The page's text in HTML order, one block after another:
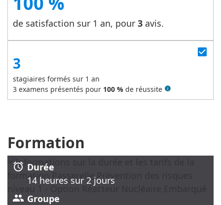
de satisfaction sur 1 an, pour 3 avis.
check_box
3
stagiaires formés sur 1 an
3 examens présentés pour 100 % de réussite info
Formation
alarm Durée
14 heures sur 2 jours
group Groupe